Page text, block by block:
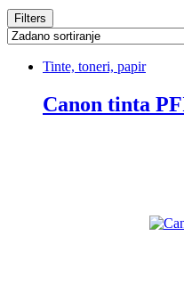
Filters
Tinte, toneri, papir
Canon tinta